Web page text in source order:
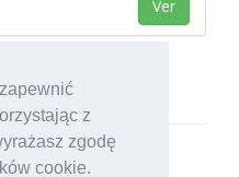
z
zgodę
cookie.
Ver